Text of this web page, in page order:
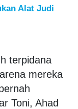
Alat Judi
terpidana
mereka
Toni, Ahad